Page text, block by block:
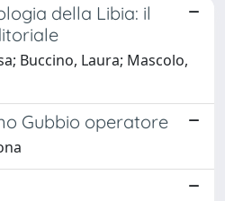
della Libia: il
Buccino, Laura; Mascolo,
Gubbio operatore